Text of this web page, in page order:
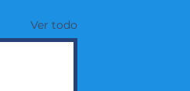
Ver todo